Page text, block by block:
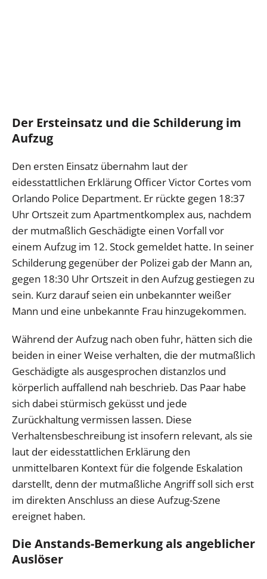
Der Ersteinsatz und die Schilderung im
Aufzug
Den ersten Einsatz übernahm laut der
eidesstattlichen Erklärung Officer Victor Cortes vom
Orlando Police Department. Er rückte gegen 18:37
Uhr Ortszeit zum Apartmentkomplex aus, nachdem
der mutmaßlich Geschädigte einen Vorfall vor
einem Aufzug im 12. Stock gemeldet hatte. In seiner
Schilderung gegenüber der Polizei gab der Mann an,
gegen 18:30 Uhr Ortszeit in den Aufzug gestiegen zu
sein. Kurz darauf seien ein unbekannter weißer
Mann und eine unbekannte Frau hinzugekommen.
Während der Aufzug nach oben fuhr, hätten sich die
beiden in einer Weise verhalten, die der mutmaßlich
Geschädigte als ausgesprochen distanzlos und
körperlich auffallend nah beschrieb. Das Paar habe
sich dabei stürmisch geküsst und jede
Zurückhaltung vermissen lassen. Diese
Verhaltensbeschreibung ist insofern relevant, als sie
laut der eidesstattlichen Erklärung den
unmittelbaren Kontext für die folgende Eskalation
darstellt, denn der mutmaßliche Angriff soll sich erst
im direkten Anschluss an diese Aufzug-Szene
ereignet haben.
Die Anstands-Bemerkung als angeblicher
Auslöser